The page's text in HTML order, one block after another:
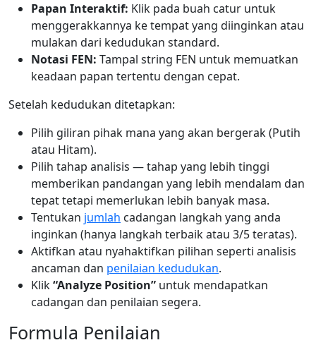
Papan Interaktif: Klik pada buah catur untuk
menggerakkannya ke tempat yang diinginkan atau
mulakan dari kedudukan standard.
Notasi FEN: Tampal string FEN untuk memuatkan
keadaan papan tertentu dengan cepat.
Setelah kedudukan ditetapkan:
Pilih giliran pihak mana yang akan bergerak (Putih
atau Hitam).
Pilih tahap analisis — tahap yang lebih tinggi
memberikan pandangan yang lebih mendalam dan
tepat tetapi memerlukan lebih banyak masa.
Tentukan jumlah cadangan langkah yang anda
inginkan (hanya langkah terbaik atau 3/5 teratas).
Aktifkan atau nyahaktifkan pilihan seperti analisis
ancaman dan penilaian kedudukan.
Klik“Analyze Position” untuk mendapatkan
cadangan dan penilaian segera.
Formula Penilaian